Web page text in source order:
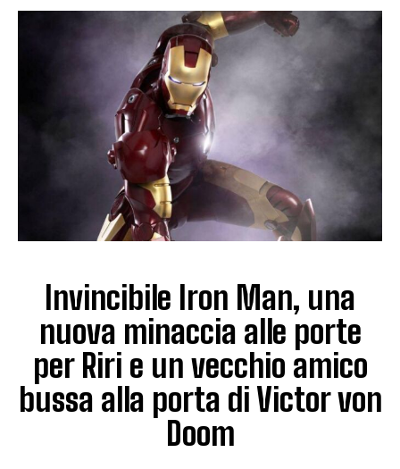
Invincibile Iron Man, una
nuova minaccia alle porte
per Riri e un vecchio amico
bussa alla porta di Victor von
Doom